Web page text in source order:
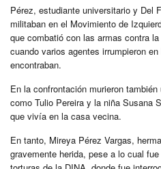
Pérez, estudiante universitario y Del
militaban en el Movimiento de
que combatió con las armas contra
cuando varios agentes irrumpieron
encontraban.
En la confrontación murieron
como Tulio Pereira y la niña Susana
que vivía en la casa vecina.
En tanto, Mireya Pérez Vargas,
gravemente herida, pese a lo cual